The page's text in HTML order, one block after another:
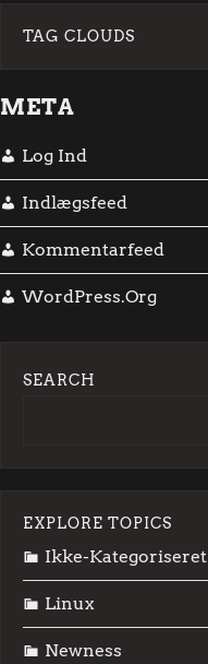
TAG CLOUDS
META
Log Ind
Indlægsfeed
Kommentarfeed
WordPress.org
SEARCH
EXPLORE TOPICS
Ikke-Kategoriseret
Linux
Newness